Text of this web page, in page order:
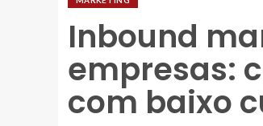
Inbound
empresas:
com baixo